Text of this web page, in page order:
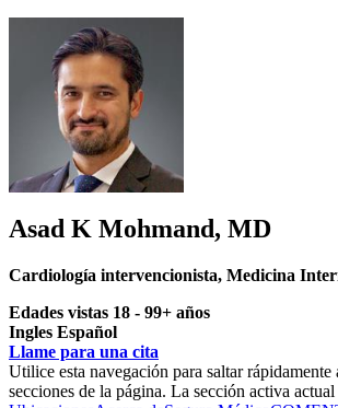
Asad K Mohmand, MD
Cardiología intervencionista, Medicina
Edades vistas 18 - 99+ años
Ingles Español
Llame para una cita
Utilice esta navegación para saltar rápidamente
secciones de la página. La sección activa actual